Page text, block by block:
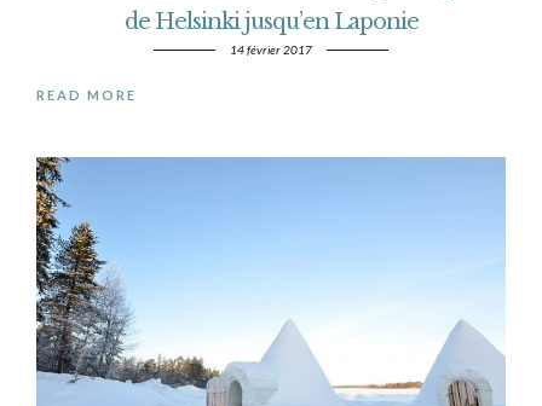
de Helsinki jusqu’en Laponie
14 février 2017
READ MORE